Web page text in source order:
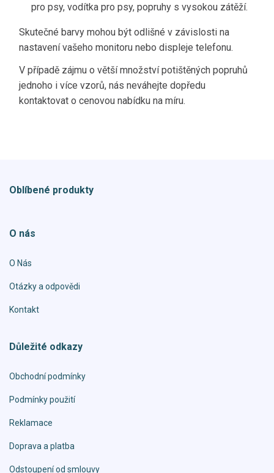
pro psy, vodítka pro psy, popruhy s vysokou zátěží.
Skutečné barvy mohou být odlišné v závislosti na
nastavení vašeho monitoru nebo displeje telefonu.
V případě zájmu o větší množství potištěných popruhů
jednoho i více vzorů, nás neváhejte dopředu
kontaktovat o cenovou nabídku na míru.
Oblíbené produkty
O nás
O Nás
Otázky a odpovědi
Kontakt
Důležité odkazy
Obchodní podmínky
Podmínky použití
Reklamace
Doprava a platba
Odstoupení od smlouvy